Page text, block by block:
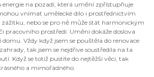
energie na pozadí, která umění zpřístupňuje
vnímat umělecké dílo i prostřednictvím
nebo se pro ně může stát harmonickým
pracovního prostředí. Umění dokáže doslova
Vždy když jsem se pouštěla do renovace
tak jsem se nejdříve soustředila na ta
Když se totiž pustíte do nejtěžší věci, tak
a mimořádného.